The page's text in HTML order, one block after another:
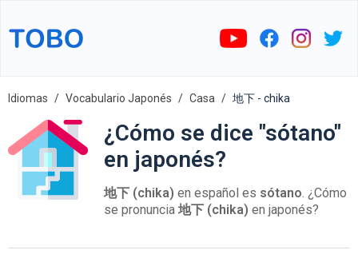
Idiomas Vocabulario Japonés Casa 地下 - chika
¿Cómo se dice "sótano"
en japonés?
地下 (chika) en español es sótano. ¿Cómo
se pronuncia 地下 (chika) en japonés?